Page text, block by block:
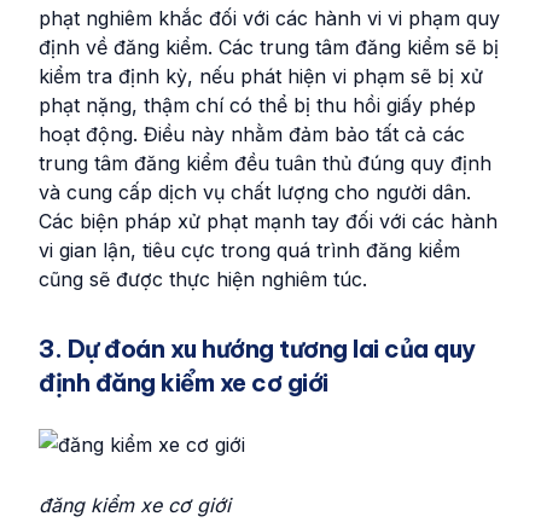
phạt nghiêm khắc đối với các hành vi vi phạm quy
định về đăng kiểm. Các trung tâm đăng kiểm sẽ bị
kiểm tra định kỳ, nếu phát hiện vi phạm sẽ bị xử
phạt nặng, thậm chí có thể bị thu hồi giấy phép
hoạt động. Điều này nhằm đảm bảo tất cả các
trung tâm đăng kiểm đều tuân thủ đúng quy định
và cung cấp dịch vụ chất lượng cho người dân.
Các biện pháp xử phạt mạnh tay đối với các hành
vi gian lận, tiêu cực trong quá trình đăng kiểm
cũng sẽ được thực hiện nghiêm túc.
3. Dự đoán xu hướng tương lai của quy
định đăng kiểm xe cơ giới
đăng kiểm xe cơ giới